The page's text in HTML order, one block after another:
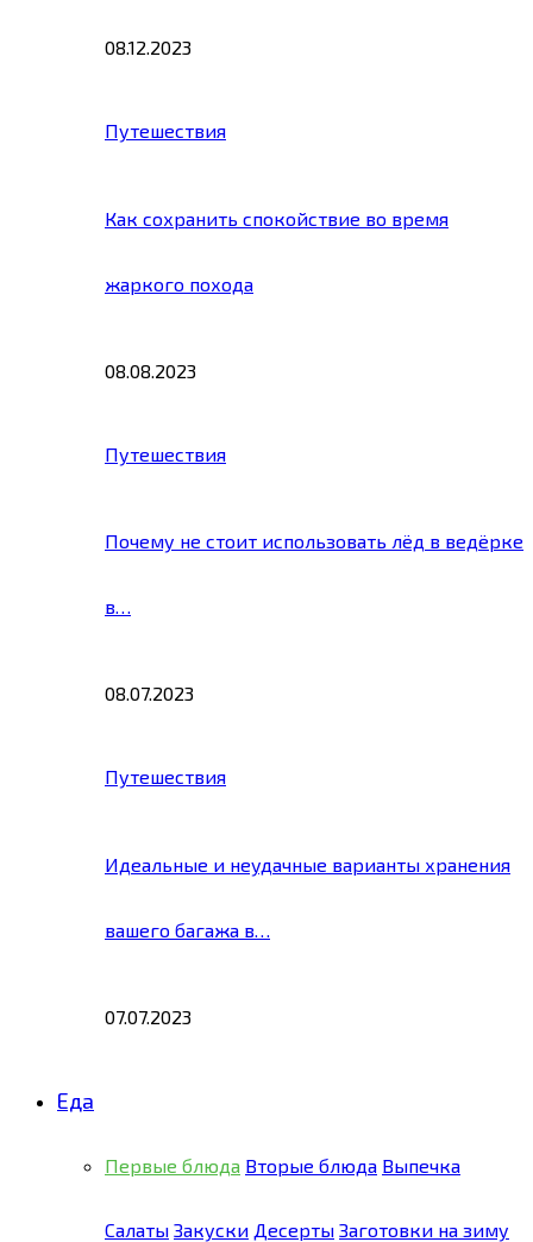
08.12.2023
Путешествия
Как сохранить спокойствие во время
жаркого похода
08.08.2023
Путешествия
Почему не стоит использовать лёд в ведёрке
в…
08.07.2023
Путешествия
Идеальные и неудачные варианты хранения
вашего багажа в…
07.07.2023
Еда
Первые блюда Вторые блюда Выпечка
Салаты Закуски Десерты Заготовки на зиму